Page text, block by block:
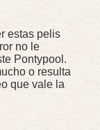
estas pelis
no le
Pontypool.
o resulta
que vale la